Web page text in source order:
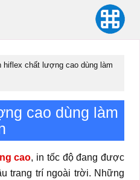
In UV Cuộn
hiflex chất lượng cao dùng làm
cao dùng làm
cao, in tốc độ đang được
trang trí ngoài trời. Những